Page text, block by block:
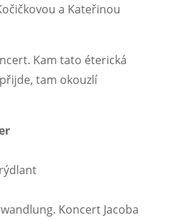
a Kateřinou
Kam tato éterická
tam okouzlí
Koncert Jacoba